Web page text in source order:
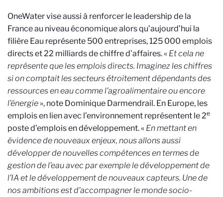
OneWater vise aussi à renforcer le leadership de la
France au niveau économique alors qu’aujourd’hui la
filière Eau représente 500 entreprises, 125 000 emplois
directs et 22 milliards de chiffre d’affaires. « Et cela ne
représente que les emplois directs. Imaginez les chiffres
si on comptait les secteurs étroitement dépendants des
ressources en eau comme l’agroalimentaire ou encore
l’énergie », note Dominique Darmendrail. En Europe, les
emplois en lien avec l’environnement représentent le 2e
poste d’emplois en développement. « En mettant en
évidence de nouveaux enjeux, nous allons aussi
développer de nouvelles compétences en termes de
gestion de l’eau avec par exemple le développement de
l’IA et le développement de nouveaux capteurs. Une de
nos ambitions est d’accompagner le monde socio-